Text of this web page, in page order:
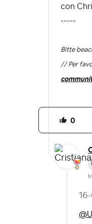
con
-----
Bitte
// Per
0